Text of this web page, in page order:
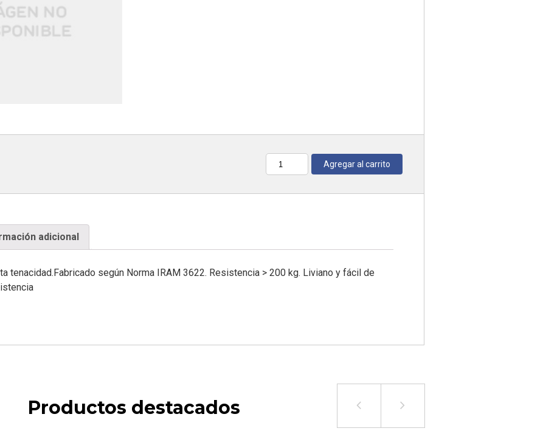
Cantidad Agregar al carrito
adicional
tenacidad.Fabricado según Norma IRAM 3622. Resistencia > 200 kg. Liviano y fácil de
Productos destacados